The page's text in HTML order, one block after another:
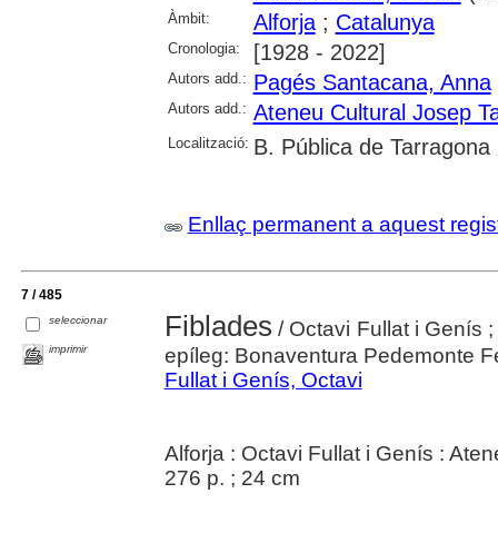
Àmbit: Alforja; Catalunya
Cronologia: [1928 - 2022]
Autors add.: Pagés Santacana, Anna
Autors add.: Ateneu Cultural Josep
Localització: B. Pública de Tarragona
Enllaç permanent a aquest
7 / 485
seleccionar
imprimir
Fiblades / Octavi Fullat i Genís
epíleg: Bonaventura Pedemonte
Fullat i Genís, Octavi
Alforja : Octavi Fullat i Genís :
276 p. ; 24 cm